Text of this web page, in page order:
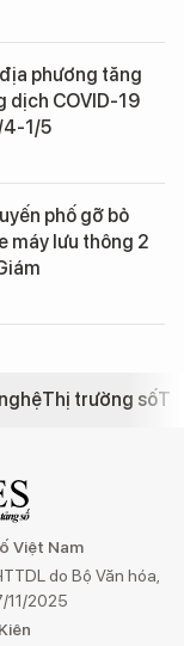
phương tăng
dịch COVID-19
4-1/5
phố gỡ bỏ
máy lưu thông 2
Thị trường số
Việt Nam
do Bộ Văn hóa,
11/2025